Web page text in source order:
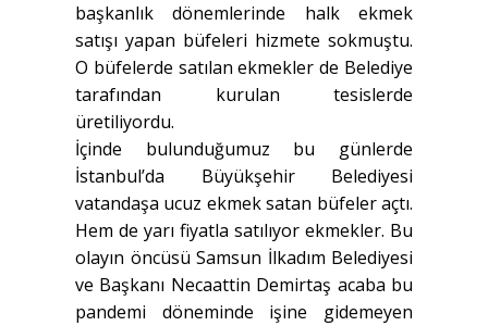
başkanlık dönemlerinde halk ekmek
satışı yapan büfeleri hizmete sokmuştu.
O büfelerde satılan ekmekler de Belediye
tarafından kurulan tesislerde
üretiliyordu.
İçinde bulunduğumuz bu günlerde
İstanbul’da Büyükşehir Belediyesi
vatandaşa ucuz ekmek satan büfeler açtı.
Hem de yarı fiyatla satılıyor ekmekler. Bu
olayın öncüsü Samsun İlkadım Belediyesi
ve Başkanı Necaattin Demirtaş acaba bu
pandemi döneminde işine gidemeyen